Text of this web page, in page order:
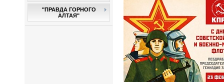
"ПРАВДА ГОРНОГО
АЛТАЯ"